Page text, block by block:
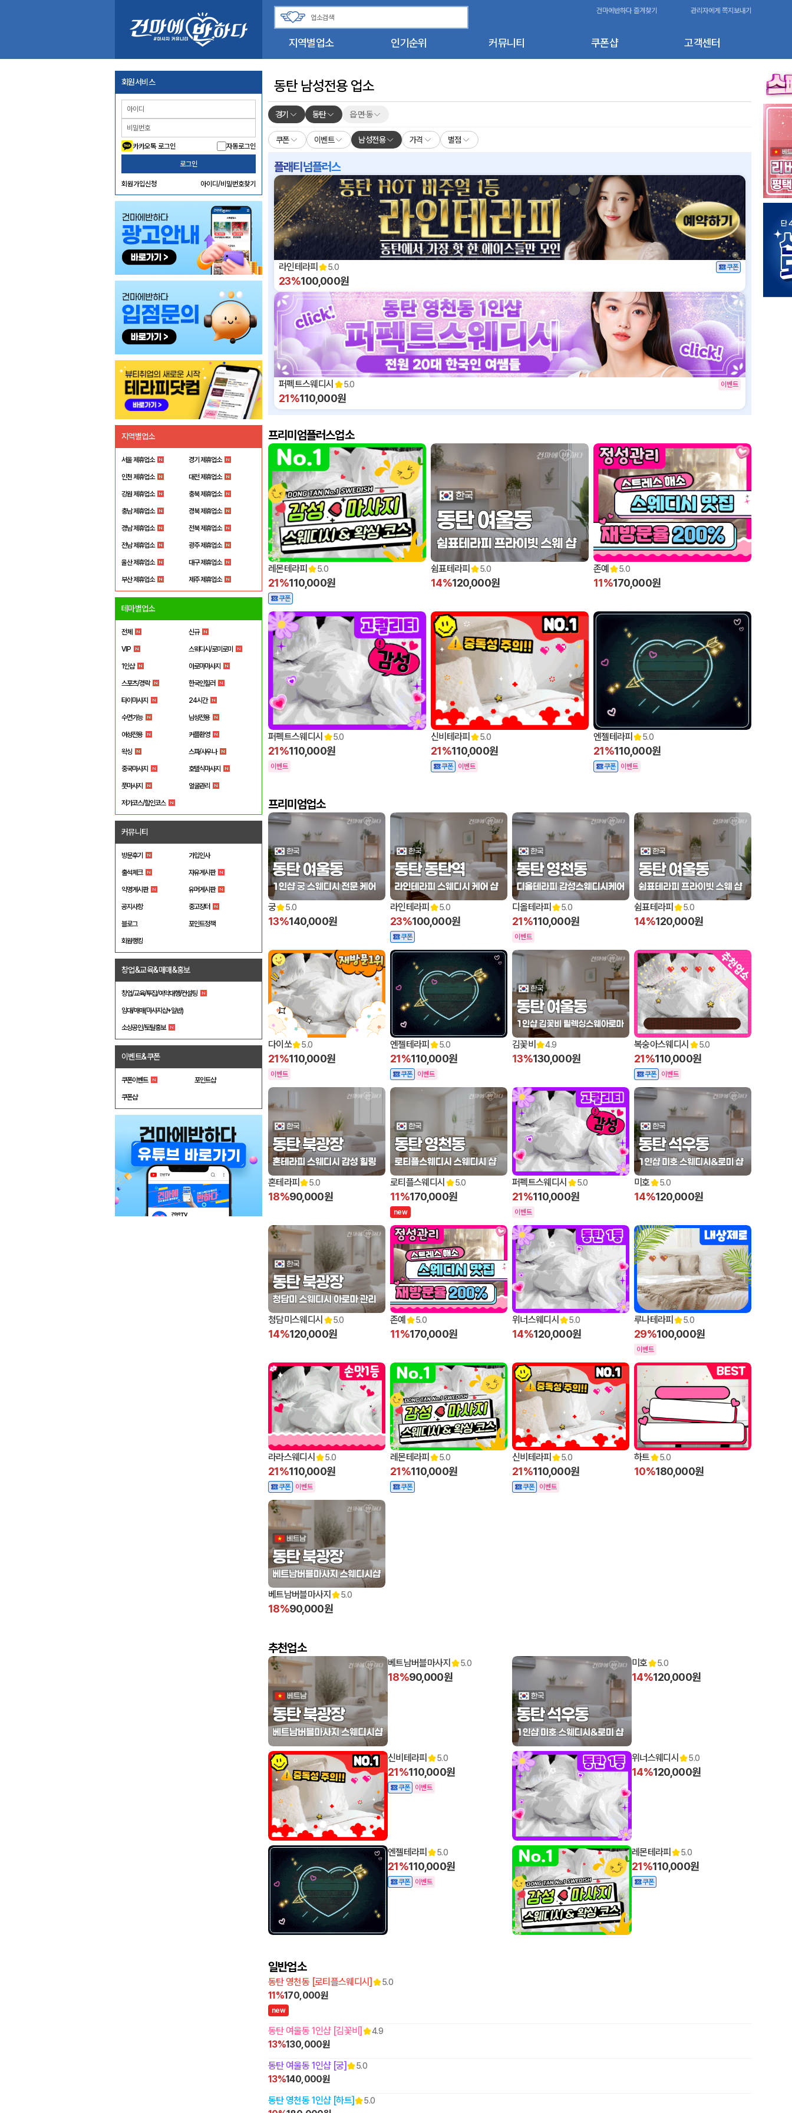
지역별업소 인기순위 커뮤니티 쿠폰샵 고객센터
건마에반하다 즐겨찾기 관리자에게 쪽지보내기
회원서비스
카카오톡 로그인 자동로그인
로그인
회원가입신청 아이디/비밀번호찾기
지역별업소
서울 제휴업소 경기 제휴업소
인천 제휴업소 대전 제휴업소
강원 제휴업소 충북 제휴업소
충남 제휴업소 경북 제휴업소
경남 제휴업소 전북 제휴업소
전남 제휴업소 광주 제휴업소
울산 제휴업소 대구 제휴업소
부산 제휴업소 제주 제휴업소
테마별업소
전체 신규
VIP 스웨디시/로미로미
1인샵 아로마마사지
스포츠/경락 한국인힐러
타이마사지 24시간
수면가능 남성전용
여성전용 커플환영
왁싱 스파/사우나
중국마사지 호텔식마사지
풋마사지 얼굴관리
저가코스/할인코스
커뮤니티
방문후기 가입인사
출석체크 자유게시판
익명게시판 유머게시판
공지사항 중고장터
블로그 포인트정책
회원랭킹
창업&교육&매매&홍보
창업/교육/투잡/예약대행/컨설팅
임대/매매(마사지샵+일반)
소상공인/토탈홍보
이벤트&쿠폰
쿠폰이벤트 포인트샵
쿠폰샵
동탄 남성전용 업소
경기 동탄 읍·면·동
쿠폰 이벤트 남성전용 가격 별점
플래티넘플러스
라인테라피 5.0 쿠폰
23%100,000원
퍼펙트스웨디시 5.0 이벤트
21%110,000원
프리미엄플러스업소
레몬테라피 5.0
21%110,000원
쿠폰
쉼표테라피 5.0
14%120,000원
존예 5.0
11%170,000원
퍼펙트스웨디시 5.0
21%110,000원
이벤트
신비테라피 5.0
21%110,000원
쿠폰 이벤트
엔젤테라피 5.0
21%110,000원
쿠폰 이벤트
프리미엄업소
궁 5.0
13%140,000원
라인테라피 5.0
23%100,000원
쿠폰
디올테라피 5.0
21%110,000원
이벤트
쉼표테라피 5.0
14%120,000원
다이쏘 5.0
21%110,000원
이벤트
엔젤테라피 5.0
21%110,000원
쿠폰 이벤트
김꽃비 4.9
13%130,000원
복숭아스웨디시 5.0
21%110,000원
쿠폰 이벤트
혼테라피 5.0
18%90,000원
로티플스웨디시 5.0
11%170,000원
new
퍼펙트스웨디시 5.0
21%110,000원
이벤트
미호 5.0
14%120,000원
청담미스웨디시 5.0
14%120,000원
존예 5.0
11%170,000원
위너스웨디시 5.0
14%120,000원
루나테라피 5.0
29%100,000원
이벤트
라라스웨디시 5.0
21%110,000원
쿠폰 이벤트
레몬테라피 5.0
21%110,000원
쿠폰
신비테라피 5.0
21%110,000원
쿠폰 이벤트
하트 5.0
10%180,000원
베트남버블마사지 5.0
18%90,000원
추천업소
베트남버블마사지 5.0
18%90,000원
미호 5.0
14%120,000원
신비테라피 5.0
21%110,000원
쿠폰 이벤트
위너스웨디시 5.0
14%120,000원
엔젤테라피 5.0
21%110,000원
쿠폰 이벤트
레몬테라피 5.0
21%110,000원
쿠폰
일반업소
동탄 영천동 [로티플스웨디시] 5.0
11%170,000원
new
동탄 여울동 1인샵 [김꽃비] 4.9
13%130,000원
동탄 여울동 1인샵 [궁]
5.0
13%140,000원
동탄 영천동 1인샵 [하트]
5.0